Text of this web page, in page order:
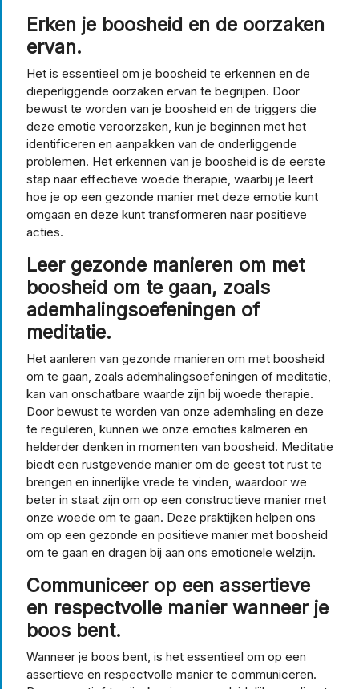
Erken je boosheid en de oorzaken
ervan.
Het is essentieel om je boosheid te erkennen en de
dieperliggende oorzaken ervan te begrijpen. Door
bewust te worden van je boosheid en de triggers die
deze emotie veroorzaken, kun je beginnen met het
identificeren en aanpakken van de onderliggende
problemen. Het erkennen van je boosheid is de eerste
stap naar effectieve woede therapie, waarbij je leert
hoe je op een gezonde manier met deze emotie kunt
omgaan en deze kunt transformeren naar positieve
acties.
Leer gezonde manieren om met
boosheid om te gaan, zoals
ademhalingsoefeningen of
meditatie.
Het aanleren van gezonde manieren om met boosheid
om te gaan, zoals ademhalingsoefeningen of meditatie,
kan van onschatbare waarde zijn bij woede therapie.
Door bewust te worden van onze ademhaling en deze
te reguleren, kunnen we onze emoties kalmeren en
helderder denken in momenten van boosheid. Meditatie
biedt een rustgevende manier om de geest tot rust te
brengen en innerlijke vrede te vinden, waardoor we
beter in staat zijn om op een constructieve manier met
onze woede om te gaan. Deze praktijken helpen ons
om op een gezonde en positieve manier met boosheid
om te gaan en dragen bij aan ons emotionele welzijn.
Communiceer op een assertieve
en respectvolle manier wanneer je
boos bent.
Wanneer je boos bent, is het essentieel om op een
assertieve en respectvolle manier te communiceren.